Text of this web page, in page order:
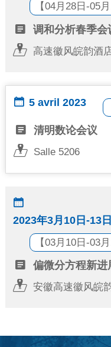
【04月28日-05
 调和分析春季会
 高速徽风皖韵酒
 5 avril 2023
 清明数论会议
 Salle 5206

2023年3月10日-13
【03月10日-03
 偏微分方程新进
 安徽高速徽风皖